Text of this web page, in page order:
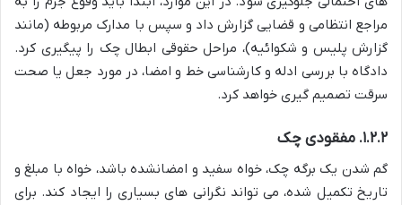
مراجع انتظامی و قضایی گزارش داد و سپس با مدارک مربوطه (مانند
گزارش پلیس و شکوائیه)، مراحل حقوقی ابطال چک را پیگیری کرد.
دادگاه با بررسی ادله و کارشناسی خط و امضا، در مورد جعل یا صحت
سرقت تصمیم گیری خواهد کرد.
۱.۲.۲. مفقودی چک
گم شدن یک برگه چک، خواه سفید و امضانشده باشد، خواه با مبلغ و
تاریخ تکمیل شده، می تواند نگرانی های بسیاری را ایجاد کند. برای